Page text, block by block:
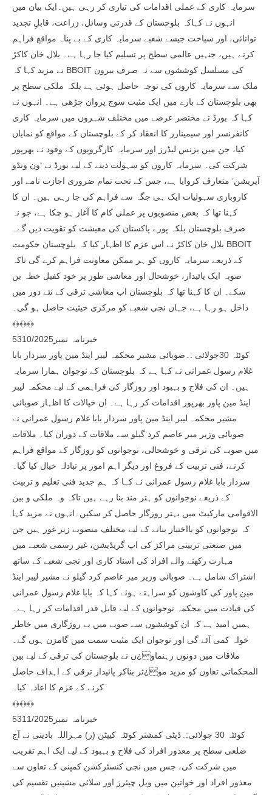
سرمایہ کاری کے عملی اقدامات کی تیاری کر رہی ہیں۔ایک بیان میں
انہوں نے کہاکہ بلوچستان کے قدرتی وسائل، زراعت، قابلِ تجدید
توانائی، اور سیاحت جیسے شعبے سرمایہ کاری کے بے پناہ مواقع فراہم
کرتے ہیں، جنہیں عالمی سطح پر تسلیم کیا جا رہا ہے۔ بلال خان کاکڑ
نے مزید کہا کہ BBOIT کی مسلسل کوششوں سے نہ صرف بیرون
ملک سے سرمایہ کاروں کی توجہ حاصل ہوئی ہے بلکہ ملکی سطح پر
بھی بلوچستان کے بارے میں ایک مثبت سوچ پروان چڑھی ہے۔ انہوں نے
کہا کہ بورڈ نے مختصر عرصے میں مختلف شہروں میں سرمایہ کاری
کانفرنسز اور سیمینارز کا انعقاد کر کے بلوچستان کے مواقع کو نمایاں
کیا، جن میں بزنس لیڈرز اور سرمایہ کارگروپوں کے وفود نے بھرپور
شرکت کی۔ سرمایہ کاروں کو سہولت دینے کے لیے بورڈ نے ‘ون ونڈو
آپریشن’ متعارف کروایا ہے، جس کے تحت تمام ضروری اجازت نامے اور
کاروباری سہولیات ایک ہی جگہ سے فراہم کی جا رہی ہیں۔ ان کا
کہنا تھا کہ بعض منصوبوں پر عملی کام کا آغاز ہو چکا ہے، جو نہ
صرف بلوچستان بلکہ پورے پاکستان کی معیشت کو تقویت دیں گے۔
بلال خان کاکڑ نے اس عزم کا اظہار کیا کہ بلوچستان حکومت BBOIT
کے ذریعے سرمایہ کاروں کو ہر ممکن معاونت فراہم کرے گی تاکہ
صوبہ ایک پائیدار، خوشحال اور معاشی طور پر خود کفیل خطہ بن
سکے۔ ان کا کہنا تھا کہ بلوچستان اب معاشی ترقی کے نئے دور میں
داخل ہو رہا ہے، جہاں نجی شعبے کو مرکزی حیثیت حاصل ہو گی۔
﴾﴿﴾﴿﴾﴿
خبرنامہ نمبر5310/2025
کوئٹہ 30جولائی :۔صوبائی مشیر محکمہ لیبر اینڈ مین پاور سردار بابا
غلام رسول عمرانی نے کہا ہے کہ بلوچستان کے نوجوان ہمارا سرمایہ
ہیں۔ ان کی فلاح و بہبود اور روزگار کی فراہمی کے لیے محکمہ لیبر
اینڈ مین پاور بھرپور اقدامات کر رہا ہے۔ ان خیالات کا اظہار صوبائی
مشیر محکمہ لیبر اینڈ مین پاور سردار بابا غلام رسول عمرانی نے
صوبائی وزیر میر عاصم کرد گیلو سے ملاقات کے دوران کیا۔ ملاقات
میں صوبے کی ترقی و خوشحالی، نوجوانوں کو روزگار کے مواقع فراہم
کرنے، فنی تربیت کے فروغ اور دیگر اہم امور پر تبادلہ خیال کیا گیا۔
سردار بابا غلام رسول عمرانی نے کہا کہ ہم جدید فنی تعلیم و تربیت
کے ذریعے نوجوانوں کو ہنر مند بنا رہے ہیں تاکہ وہ ملکی و بین
الاقوامی مارکیٹ میں بہتر روزگار حاصل کر سکیں۔انہوں نے مزید کہا
کہ نوجوانوں کو بااختیار بنانے کے لیے مختلف منصوبے زیر غور ہیں جن
میں صنعتی تربیتی مراکز کی اپ گریڈیشن، غیر رسمی شعبے میں
مہارت رکھنے والے افراد کی اسناد کاری اور نجی شعبے کے ساتھ
اشتراک شامل ہے۔ صوبائی وزیر میر عاصم کرد گیلو نے مشیر لیبر اینڈ
مین پاور کی کاوشوں کو سراہتے ہوئے کہا کہ بابا غلام رسول عمرانی
کی قیادت میں محکمہ نوجوانوں کے لیے قابل قدر اقدامات کر رہا ہے۔
ہمیں امید ہے کہ ان کوششوں سے صوبے میں بے روزگاری میں خاطر
خواہ کمی آئے گی اور نوجوان ایک مثبت سمت میں گامزن ہوں گے۔
ملاقات میں دونوں رہنماو¿ں نے بلوچستان کی ترقی کے لیے بین
المحکماتی تعاون کو مزید مو¿ثر بناکر پائیدار ترقی کے اہداف حاصل
کرنے کے عزم کا اعادہ کیا۔
﴾﴿﴾﴿﴾﴿
خبرنامہ نمبر5311/2025
کوئٹہ 30 جولائی:۔ڈپٹی کمشنر کوئٹہ کیپٹن (ر) مہراللہ بادینی نے آج
ضلعی سطح پر معذور افراد کی فلاح و بہبود کے لیے ایک اہم تقریب
میں شرکت کی، جس میں نجی کنسٹرکشن کمپنی کے تعاون سے
معذور افراد اور خواتین میں ویل چیئرز اور سلائی مشینیں تقسیم کی